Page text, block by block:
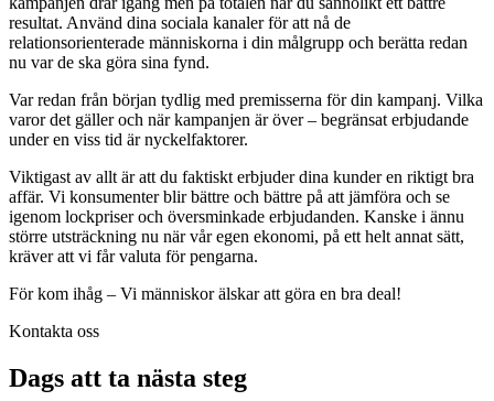
resultat. Använd dina sociala kanaler för att nå de
relationsorienterade människorna i din målgrupp och berätta redan
nu var de ska göra sina fynd.
Var redan från början tydlig med premisserna för din kampanj. Vilka
varor det gäller och när kampanjen är över – begränsat erbjudande
under en viss tid är nyckelfaktorer.
Viktigast av allt är att du faktiskt erbjuder dina kunder en riktigt bra
affär. Vi konsumenter blir bättre och bättre på att jämföra och se
igenom lockpriser och översminkade erbjudanden. Kanske i ännu
större utsträckning nu när vår egen ekonomi, på ett helt annat sätt,
kräver att vi får valuta för pengarna.
För kom ihåg – Vi människor älskar att göra en bra deal!
Kontakta oss
Dags att ta nästa steg